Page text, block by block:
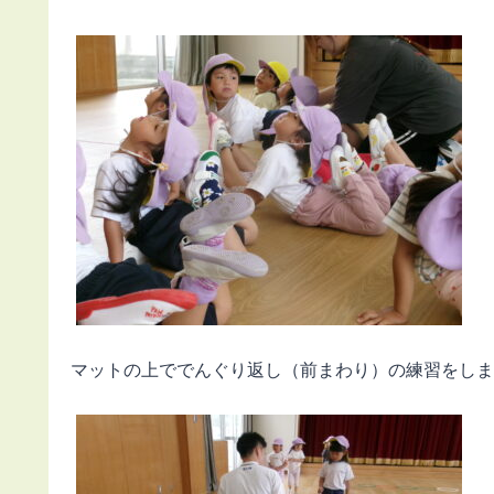
マットの上ででんぐり返し（前まわり）の練習をし